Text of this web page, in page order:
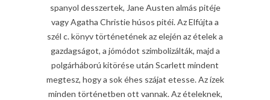
spanyol desszertek, Jane Austen almás pitéje
vagy Agatha Christie húsos pitéi. Az Elfújta a
szél c. könyv történetének az elején az ételek a
gazdagságot, a jómódot szimbolizálták, majd a
polgárháború kitörése után Scarlett mindent
megtesz, hogy a sok éhes szájat etesse. Az ízek
minden történetben ott vannak. Az ételeknek,